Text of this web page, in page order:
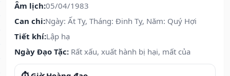
Âm lịch:05/04/1983
Can chi:Ngày: Ất Tỵ, Tháng: Đinh Tỵ, Năm: Quý Hợi
Tiết khí:Lập hạ
Ngày Đạo Tặc: Rất xấu, xuất hành bị hại, mất của